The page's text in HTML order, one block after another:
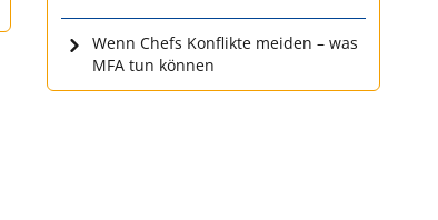
Wenn Chefs Konflikte meiden – was
MFA tun können